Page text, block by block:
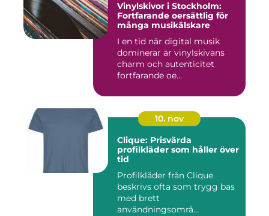
Vinylskivor i Stockholm:
Fortfarande oersättlig för
många musikälskare
I en tid när digital musik
dominerar är vinylskivans
charm och autenticitet
fortfarande oe...
10. nov
Clique: Prisvärda
profilkläder som håller över
tid
Profilkläder från Clique
beskrivs ofta som trygg bas
med brett
användningsområ...